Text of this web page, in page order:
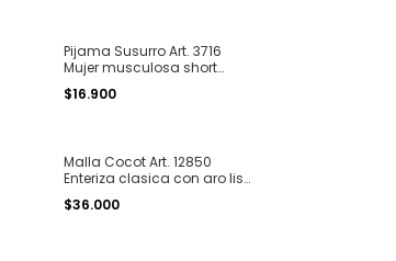
Pijama Susurro Art. 3716
Mujer musculosa short
algodón modal estampado
"pintitas" T. 1 al 8
$16.900
Malla Cocot Art. 12850
Enteriza clasica con aro lisa
color T. 1 al 4
$36.000